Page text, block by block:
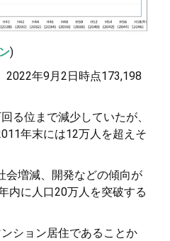
)
2022年9月2日時点173,198
る位まで減少していたが、
年末には12万人を超えそ
会増減、開発などの傾向が
内に人口20万人を突破する
ション居住であることか